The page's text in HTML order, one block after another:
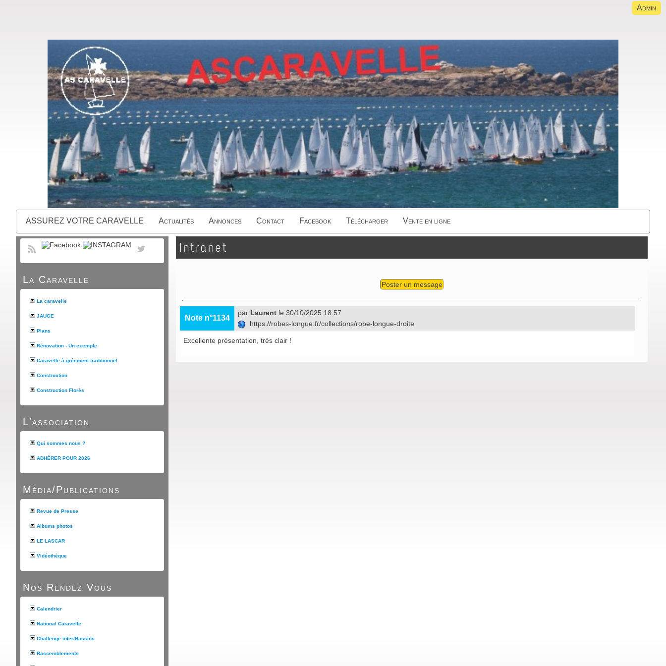
Admin
ASSUREZ VOTRE CARAVELLE Actualités Annonces Contact Facebook Télécharger Vente en ligne
La Caravelle
La caravelle
JAUGE
Plans
Rénovation - Un exemple
Caravelle à gréement traditionnel
Construction
Construction Florès
L'association
Qui sommes nous ?
ADHÉRER POUR 2026
Média/Publications
Revue de Presse
Albums photos
LE LASCAR
Vidéothèque
Nos Rendez Vous
Calendrier
National Caravelle
Challenge inter/Bassins
Rassemblements
Intranet
Poster un message
Note n°1134
par Laurent le 30/10/2025 18:57
https://robes-longue.fr/collections/robe-longue-droite
Excellente présentation, très clair !